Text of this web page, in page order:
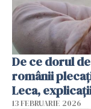
De ce dorul
românii
Leca,
13 FEBRUARIE 2026